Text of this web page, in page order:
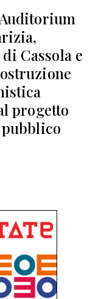
Cassola e
progetto
pubblico